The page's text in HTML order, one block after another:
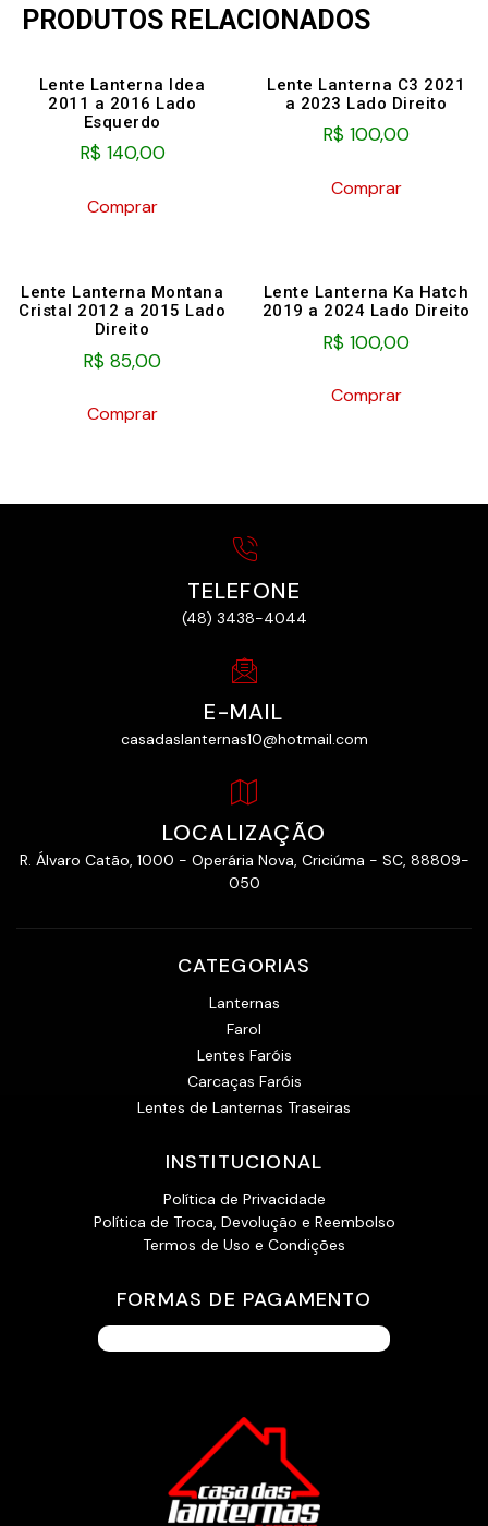
PRODUTOS RELACIONADOS
Lente Lanterna Idea
2011 a 2016 Lado
Esquerdo
R$140,00
Comprar
Lente Lanterna C3 2021
a 2023 Lado Direito
R$ 100,00
Comprar
Lente Lanterna Montana
Cristal 2012 a 2015 Lado
Direito
R$ 85,00
Comprar
Lente Lanterna Ka Hatch
2019 a 2024 Lado Direito
R$ 100,00
Comprar
TELEFONE
(48) 3438-4044
E-MAIL
casadaslanternas10@hotmail.com
LOCALIZAÇÃO
R. Álvaro Catão, 1000 - Operária Nova, Criciúma - SC, 88809-
050
CATEGORIAS
Lanternas
Farol
Lentes Faróis
Carcaças Faróis
Lentes de Lanternas Traseiras
INSTITUCIONAL
Política de Privacidade
Política de Troca, Devolução e Reembolso
Termos de Uso e Condições
FORMAS DE PAGAMENTO